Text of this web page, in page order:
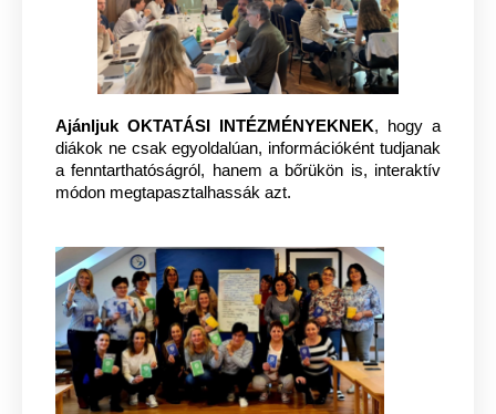
Ajánljuk OKTATÁSI INTÉZMÉNYEKNEK, hogy a
diákok ne csak egyoldalúan, információként tudjanak
a fenntarthatóságról, hanem a bőrükön is, interaktív
módon megtapasztalhassák azt.